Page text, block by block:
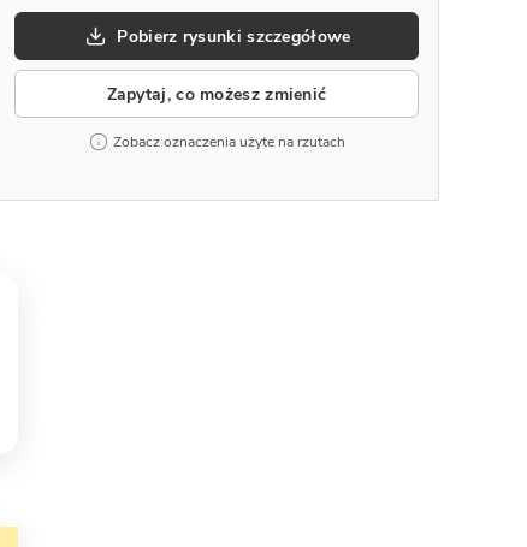
Pobierz rysunki szczegółowe
Zapytaj, co możesz zmienić
Zobacz oznaczenia użyte na rzutach